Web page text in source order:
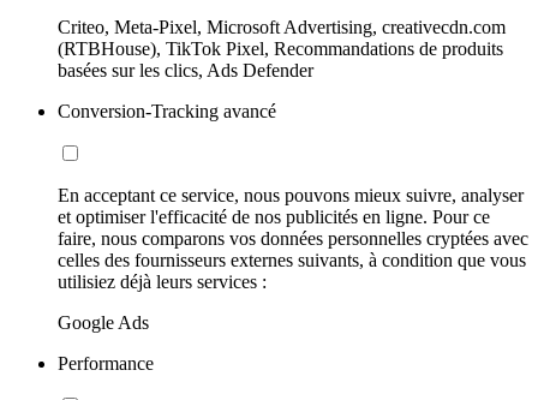
Criteo, Meta-Pixel, Microsoft Advertising, creativecdn.com
(RTBHouse), TikTok Pixel, Recommandations de produits
basées sur les clics, Ads Defender
Conversion-Tracking avancé
En acceptant ce service, nous pouvons mieux suivre, analyser
et optimiser l'efficacité de nos publicités en ligne. Pour ce
faire, nous comparons vos données personnelles cryptées avec
celles des fournisseurs externes suivants, à condition que vous
utilisiez déjà leurs services :
Google Ads
Performance